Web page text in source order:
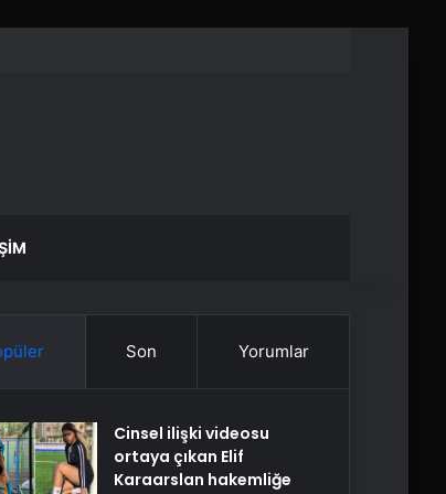
Son Yorumlar
Cinsel ilişki videosu
ortaya çıkan Elif
Karaarslan hakemliğe